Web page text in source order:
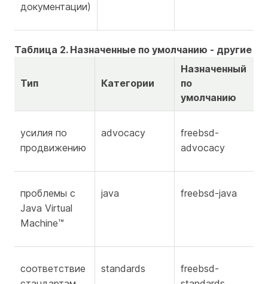
документации)
Таблица 2. Назначенные по умолчанию - другие
Тип Категории
Назначенный
по
умолчанию
усилия по
продвижению
advocacy
freebsd-
advocacy
проблемы с
Java Virtual
Machine™
java freebsd-java
соответствие
standards
freebsd-